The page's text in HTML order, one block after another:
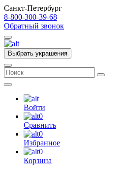
Санкт-Петербург
8-800-300-39-68
Обратный звонок
Выбрать украшения
Войти
0
Сравнить
0
Избранное
0
Корзина